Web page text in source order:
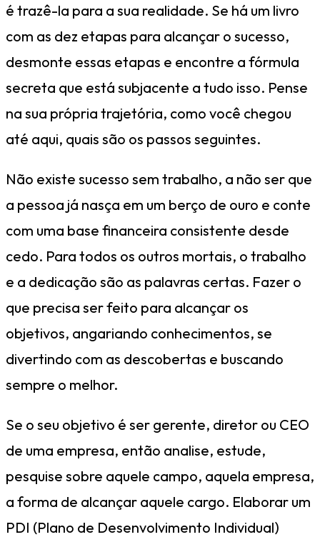
é trazê-la para a sua realidade. Se há um livro
com as dez etapas para alcançar o sucesso,
desmonte essas etapas e encontre a fórmula
secreta que está subjacente a tudo isso. Pense
na sua própria trajetória, como você chegou
até aqui, quais são os passos seguintes.
Não existe sucesso sem trabalho, a não ser que
a pessoa já nasça em um berço de ouro e conte
com uma base financeira consistente desde
cedo. Para todos os outros mortais, o trabalho
e a dedicação são as palavras certas. Fazer o
que precisa ser feito para alcançar os
objetivos, angariando conhecimentos, se
divertindo com as descobertas e buscando
sempre o melhor.
Se o seu objetivo é ser gerente, diretor ou CEO
de uma empresa, então analise, estude,
pesquise sobre aquele campo, aquela empresa,
a forma de alcançar aquele cargo. Elaborar um
PDI (Plano de Desenvolvimento Individual)